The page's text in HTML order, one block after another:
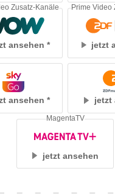
ansehen
Zusatz-Kanäle
jetzt
Prime Video
ansehen jetzt
jetzt ansehen
MagentaTV